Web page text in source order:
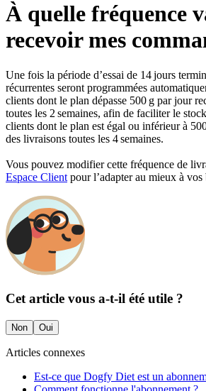
À quelle fréquence
recevoir mes
Une fois la période d’essai de 14 jours
récurrentes seront programmées
clients dont le plan dépasse 500 g par jour
toutes les 2 semaines, afin de faciliter le
clients dont le plan est égal ou inférieur à
des livraisons toutes les 4 semaines.
Vous pouvez modifier cette fréquence de
Espace Client pour l’adapter au mieux à vos
Cet article vous a-t-il été utile ?
Non Oui
Articles connexes
Est-ce que Dogfy Diet est un